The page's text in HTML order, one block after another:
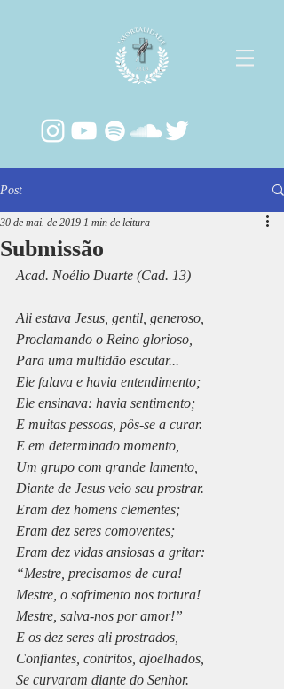
Post
Submissão
30 de mai. de 2019 1 min de leitura
Acad. Noélio Duarte (Cad. 13)
Ali estava Jesus, gentil, generoso,
Proclamando o Reino glorioso,
Para uma multidão escutar...
Ele falava e havia entendimento;
Ele ensinava: havia sentimento;
E muitas pessoas, pôs-se a curar.
E em determinado momento,
Um grupo com grande lamento,
Diante de Jesus veio seu prostrar.
Eram dez homens clementes;
Eram dez seres comoventes;
Eram dez vidas ansiosas a gritar:
“Mestre, precisamos de cura!
Mestre, o sofrimento nos tortura!
Mestre, salva-nos por amor!”
E os dez seres ali prostrados,
Confiantes, contritos, ajoelhados,
Se curvaram diante do Senhor.